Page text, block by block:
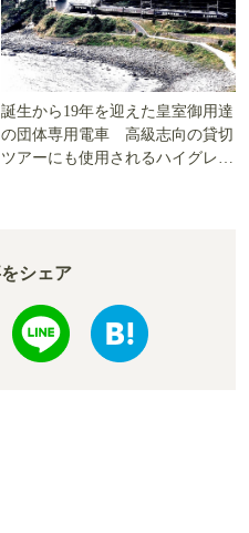
誕生から19年を迎えた皇室御用達
の団体専用電車 高級志向の貸切
ツアーにも使用されるハイグレー
シェア